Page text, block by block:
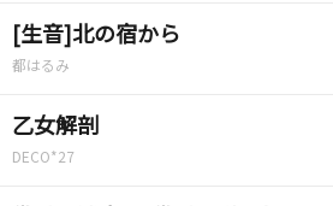
[生音]北の宿から
都はるみ
乙女解剖
DECO*27